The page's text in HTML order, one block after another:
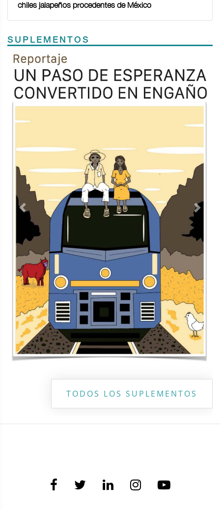
chiles jalapeños procedentes de México
SUPLEMENTOS
Previous Next
TODOS LOS SUPLEMENTOS